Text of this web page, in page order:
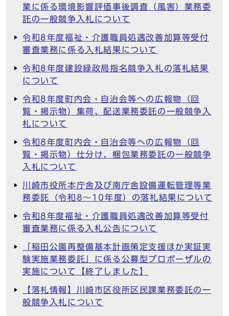
業に係る環境影響評価事後調査（風害）業務委
託の一般競争入札について
令和8年度福祉・介護職員処遇改善加算等受付
審査業務に係る入札結果について
令和8年度建設緑政局指名競争入札の落札結果
について
令和8年度町内会・自治会等への広報物（回
覧・掲示物）集荷、配送業務委託の一般競争入
札について
令和8年度町内会・自治会等への広報物（回
覧・掲示物）仕分け、梱包業務委託の一般競争
入札について
川崎市役所本庁舎及び南庁舎設備運転管理等業
務委託（令和8～10年度）の落札結果について
令和8年度福祉・介護職員処遇改善加算等受付
審査業務に係る入札公告について
「稲田公園再整備基本計画策定支援ほか実証実
験実施業務委託」に係る公募型プロポーザルの
実施について【終了しました】
【落札情報】川崎市区役所区民課業務委託の一
般競争入札について